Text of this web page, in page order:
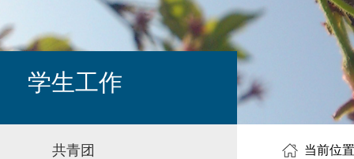
学生工作
共青团 当前位